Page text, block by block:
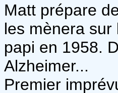
Matt prépare
les mènera
papi en 1958.
Alzheimer...
Premier